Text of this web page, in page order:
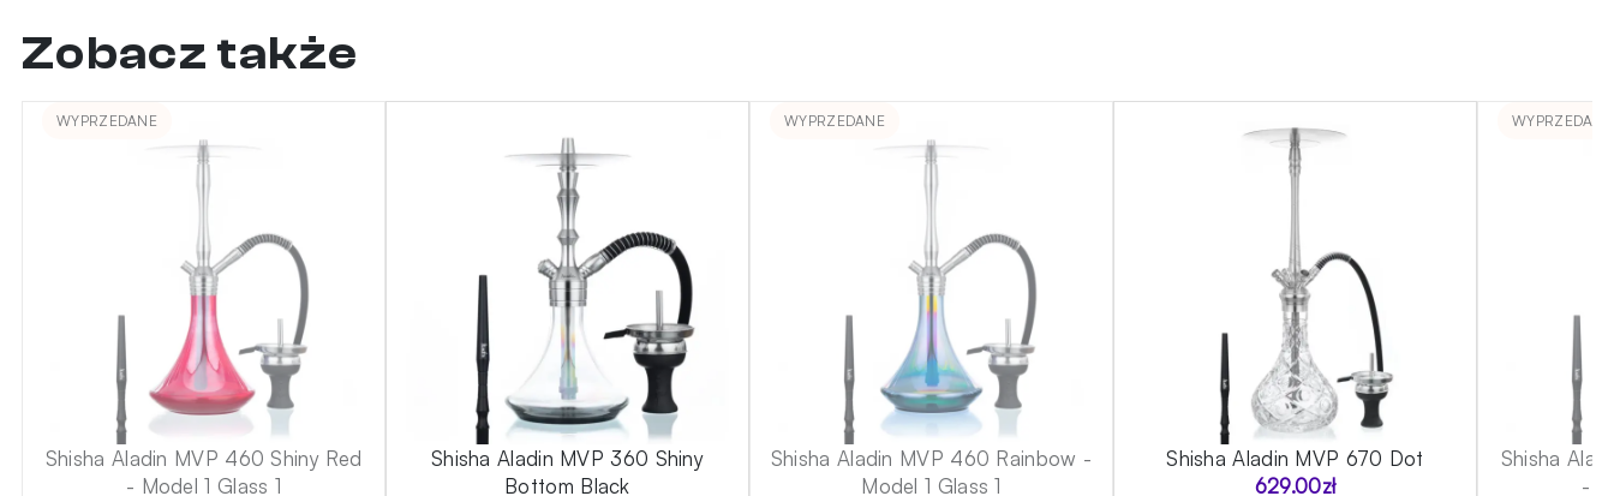
Zobacz także
WYPRZEDANE
Shisha Aladin MVP 460 Shiny Red
- Model 1 Glass 1
Shisha Aladin MVP 360 Shiny
Bottom Black
WYPRZEDANE
Shisha Aladin MVP 460 Rainbow -
Model 1 Glass 1
Shisha Aladin MVP 670 Dot
629.00zł
WYPRZEDANE
Shisha
-